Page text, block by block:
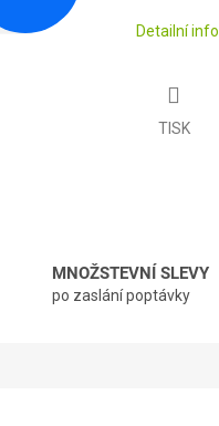
Detailní
TISK
MNOŽSTEVNÍ SLEVY
po zaslání poptávky